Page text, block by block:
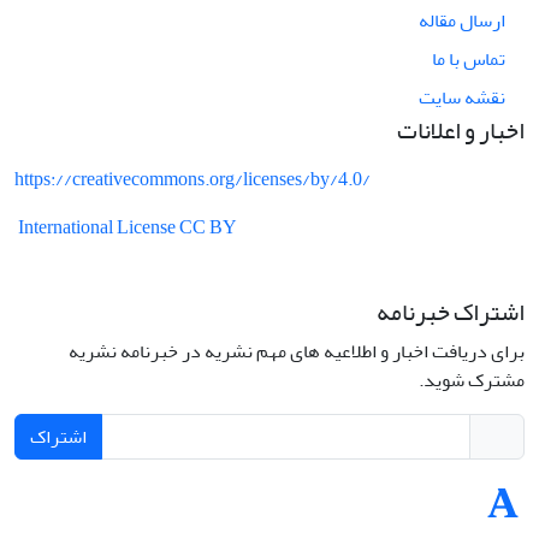
ارسال مقاله
تماس با ما
نقشه سایت
اخبار و اعلانات
https://creativecommons.org/licenses/by/4.0/
International License CC BY
اشتراک خبرنامه
برای دریافت اخبار و اطلاعیه های مهم نشریه در خبرنامه نشریه
مشترک شوید.
اشتراک